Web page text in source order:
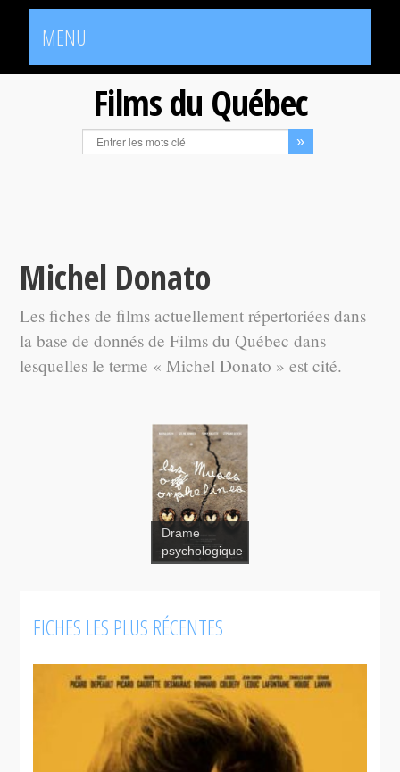
MENU
Films du Québec
Michel Donato
Les fiches de films actuellement répertoriées dans
la base de donnés de Films du Québec dans
lesquelles le terme « Michel Donato » est cité.
Les muses
orphelines
Drame
psychologique
FICHES LES PLUS RÉCENTES